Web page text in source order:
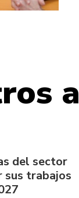
del sector
sus trabajos